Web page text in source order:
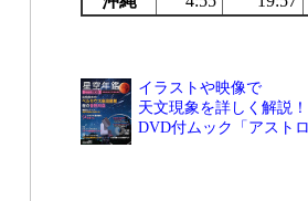
イラストや映像で
天文現象を詳しく解説！
DVD付ムック「アスト